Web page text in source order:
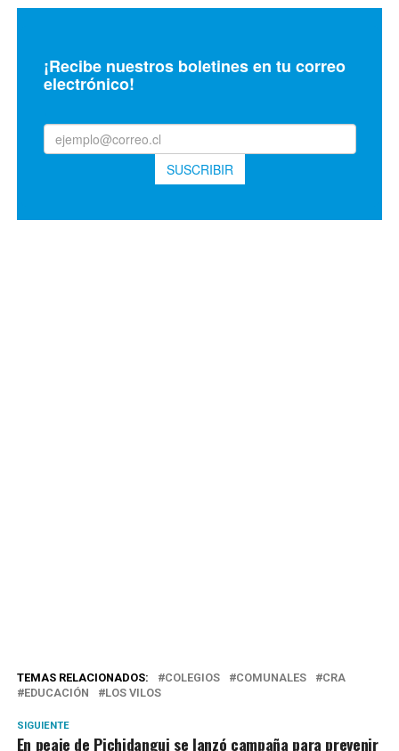
TEMAS RELACIONADOS: COLEGIOS COMUNALES
CRA
EDUCACIÓN
LOS VILOS
SIGUIENTE
En peaje de Pichidangui se lanzó campaña para prevenir